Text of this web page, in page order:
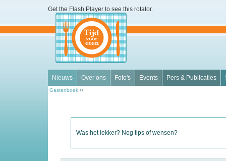
Get the Flash Player to see this rotator.
Nieuws Over ons Foto's Events Pers & Publicaties
Gastenboek »
Was het lekker? Nog tips of wensen?